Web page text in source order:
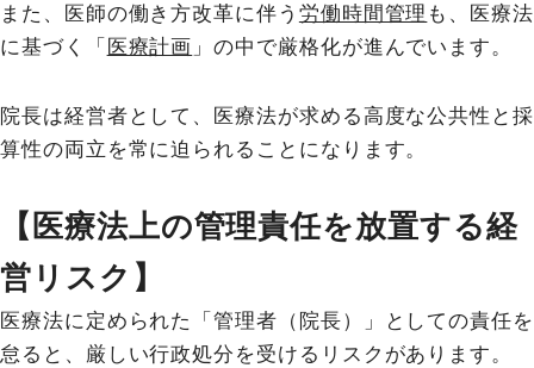
また、医師の働き方改革に伴う 労働時間管理 も、医療法
に基づく「 医療計画 」の中で厳格化が進んでいます。
院長は経営者として、医療法が求める高度な公共性と採
算性の両立を常に迫られることになります。
【医療法上の管理責任を放置する経
営リスク】
医療法に定められた「管理者（院長）」としての責任を
怠ると、厳しい行政処分を受けるリスクがあります。